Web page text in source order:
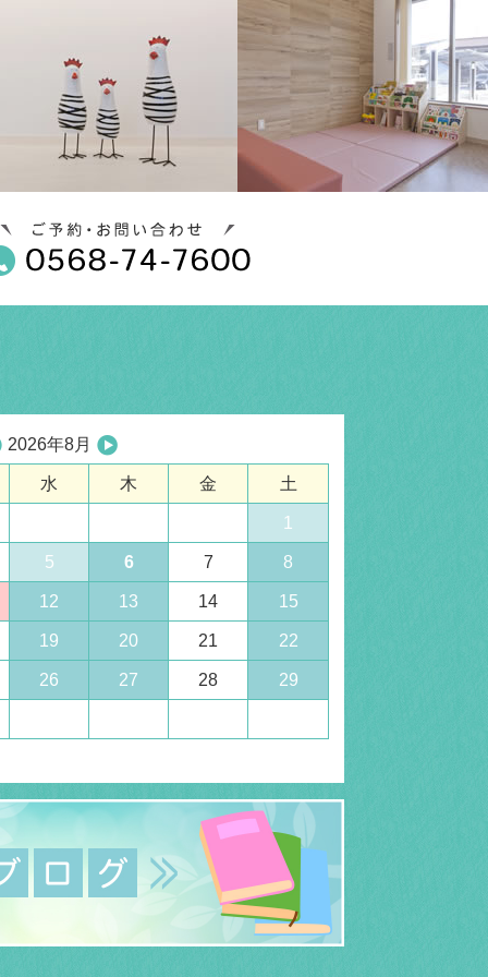
2026年8月
水 木 金 土
1
5 6 7 8
12 13 14 15
19 20 21 22
26 27 28 29